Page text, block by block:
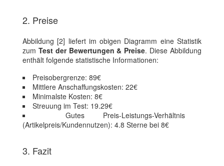
2. Preise
Abbildung [2] liefert im obigen Diagramm eine Statistik
zum Test der Bewertungen & Preise. Diese Abbildung
enthält folgende statistische Informationen:
Preisobergrenze: 89€
Mittlere Anschaffungskosten: 22€
Minimalste Kosten: 8€
Streuung im Test: 19.29€
Gutes Preis-Leistungs-Verhältnis
(Artikelpreis/Kundennutzen): 4.8 Sterne bei 8€
3. Fazit